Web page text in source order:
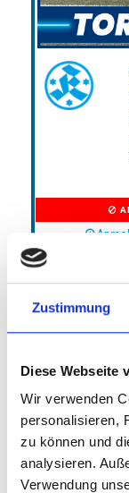
Zustimmung
Diese Webseite
Wir verwenden
personalisieren,
zu können und
analysieren.
Verwendung